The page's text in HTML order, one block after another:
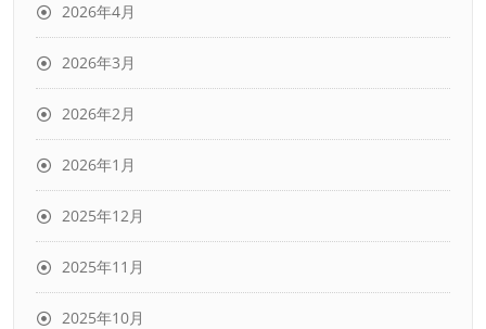
2026年4月
2026年3月
2026年2月
2026年1月
2025年12月
2025年11月
2025年10月